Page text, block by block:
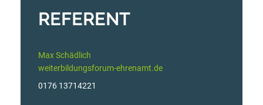
REFERENT
Max Schädlich
weiterbildungsforum-ehrenamt.de
0176 13714221